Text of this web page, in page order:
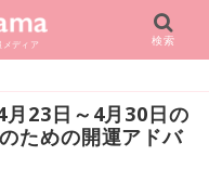
ディア 検索
月23日～4月30日の
ための開運アドバ